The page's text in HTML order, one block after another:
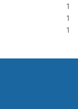
1
1
1